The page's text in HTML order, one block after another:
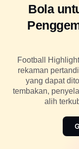
CapCut Pad
Dreamina AI
Pippit AI
Pembuat
Penyempurna
Dreamina
Nano Banana Pro
Editor &
Pembuat &
Lainnya
Kasus penggunaan
Media sosial
Template liburan
Lainnya
Template
Template hari
Inisiatif
Program
Creative
CapCut
Bola
Football
rekaman
yang dapat
tembakan,
alih